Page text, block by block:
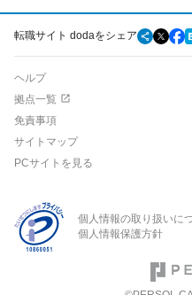
転職サイト dodaをシェア
ヘルプ
拠点一覧
免責事項
サイトマップ
PCサイトを見る
個人情報の取り扱いに
個人情報保護方針